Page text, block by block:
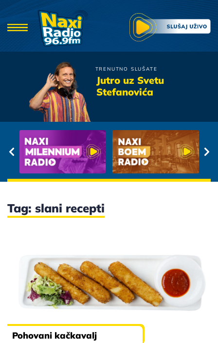
TRENUTNO SLUŠATE
Jutro uz Svetu
Stefanovića
Tose Proeski
Da l' si sretnija
Tag: slani recepti
Pohovani kačkavalj